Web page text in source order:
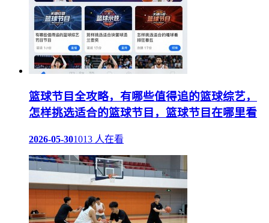
篮球节目全攻略，有哪些值得追的篮球综艺，
怎样挑选适合的篮球节目，篮球节目在哪里看
2026-05-301013 人在看